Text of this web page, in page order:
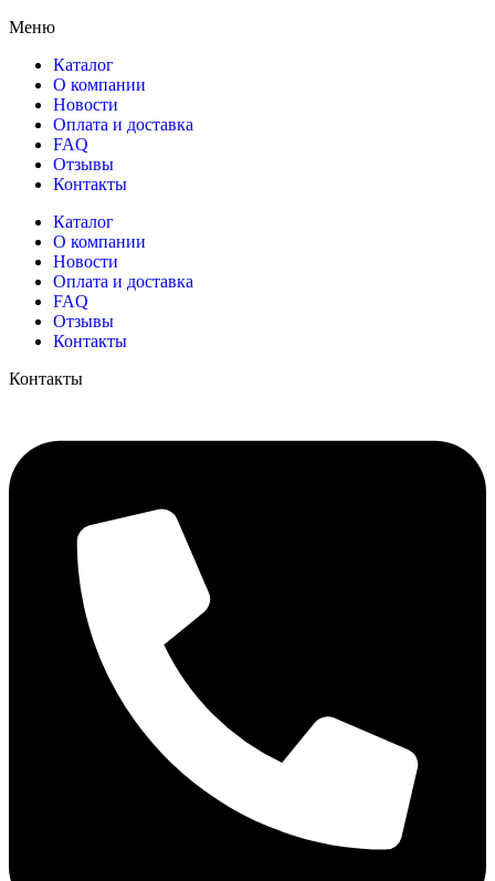
Меню
Каталог
О компании
Новости
Оплата и доставка
FAQ
Отзывы
Контакты
Каталог
О компании
Новости
Оплата и доставка
FAQ
Отзывы
Контакты
Контакты